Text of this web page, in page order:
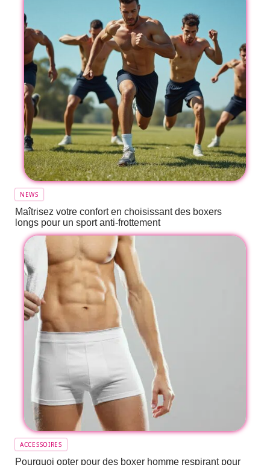
NEWS
Maîtrisez votre confort en choisissant des boxers
longs pour un sport anti-frottement
ACCESSOIRES
Pourquoi opter pour des boxer homme respirant pour